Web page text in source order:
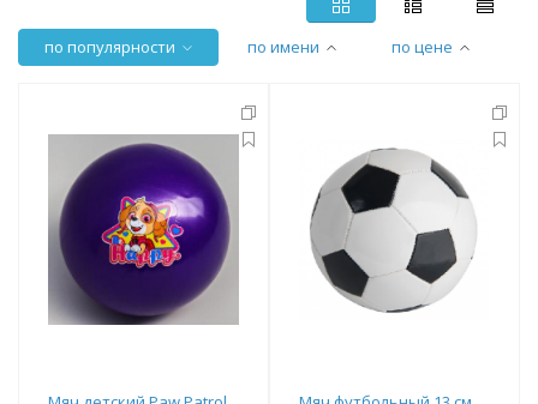
по популярности по имени по цене